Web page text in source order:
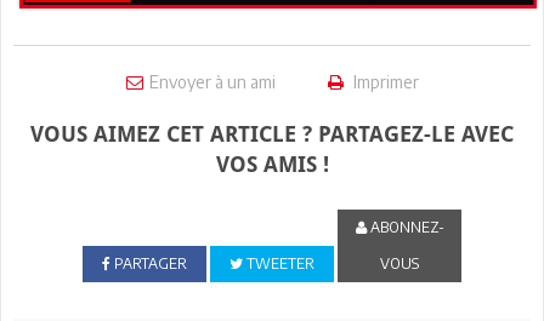
Envoyer à un ami Imprimer
VOUS AIMEZ CET ARTICLE ? PARTAGEZ-LE AVEC
VOS AMIS !
PARTAGER TWEETER
ABONNEZ-
VOUS